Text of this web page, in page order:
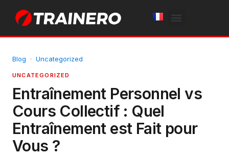
Blog · Uncategorized
UNCATEGORIZED
Entraînement Personnel vs
Cours Collectif : Quel
Entraînement est Fait pour
Vous ?